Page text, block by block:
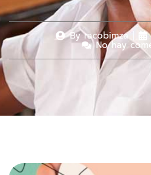
Byracobimza
No hay